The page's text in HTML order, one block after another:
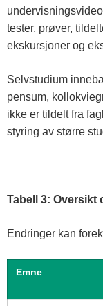
tester, prøver,
ekskursjoner og
Selvstudium
pensum,
ikke er tildelt fra
styring av større
Tabell 3: Oversikt
Endringer kan
Emne